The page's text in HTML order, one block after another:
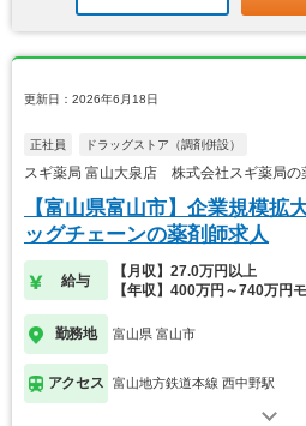
更新日：2026年6月18日
正社員 ドラッグストア（調剤併設）
スギ薬局 富山大泉店 株式会社スギ薬局の
【富山県富山市】企業規模拡
ッグチェーンの薬剤師求人
給与
【月収】27.0万円以上
【年収】400万円～740万円
勤務地 富山県 富山市
アクセス 富山地方鉄道本線 西中野駅